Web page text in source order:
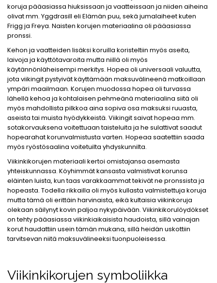
koruja pääasiassa hiuksissaan ja vaatteissaan ja niiden aiheina
olivat mm. Yggdrasill eli Elämän puu, sekä jumalaiheet kuten
Frigg ja Freya. Naisten korujen materiaalina oli pääasiassa
pronssi.
Kehon ja vaatteiden lisäksi koruilla koristeltiin myös aseita,
laivoja ja käyttötavaroita mutta niillä oli myös
käytännönläheisempi merkitys. Hopea oli universaali valuutta,
jota viikingit pystyivät käyttämään maksuvälineenä matkoillaan
ympäri maailmaan. Korujen muodossa hopea oli turvassa
lähellä kehoa ja kohtalaisen pehmeänä materiaalina siitä oli
myös mahdollista pilkkoa aina sopiva osa maksuksi ruuasta,
aseista tai muista hyödykkeistä. Viikingit saivat hopeaa mm.
sotakorvauksena voitettuaan taisteluita ja he sulattivat saadut
hopearahat korunvalmistusta varten. Hopeaa saatettiin saada
myös ryöstösaalina voitetuilta yhdyskunnilta.
Viikinkikorujen materiaali kertoi omistajansa asemasta
yhteiskunnassa. Köyhimmät kansasta valmistivat korunsa
eläinten luista, kun taas varakkaammat tekivät ne pronssista ja
hopeasta. Todella rikkailla oli myös kullasta valmistettuja koruja
mutta tämä oli erittäin harvinaista, eikä kultaisia viikinkoruja
olekaan säilynyt kovin paljoa nykypäivään. Viikinkikorulöydökset
on tehty pääasiassa viikinkiaikaisista haudoista, sillä vainajan
korut haudattiin usein tämän mukana, sillä heidän uskottiin
tarvitsevan niitä maksuvälineeksi tuonpuoleisessa.
Viikinkikorujen symboliikka